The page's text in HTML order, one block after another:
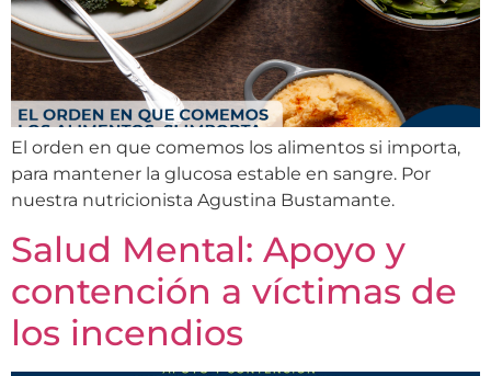
El orden en que comemos los alimentos si importa,
para mantener la glucosa estable en sangre. Por
nuestra nutricionista Agustina Bustamante.
Salud Mental: Apoyo y
contención a víctimas de
los incendios